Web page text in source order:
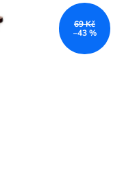
69 Kč
–43 %